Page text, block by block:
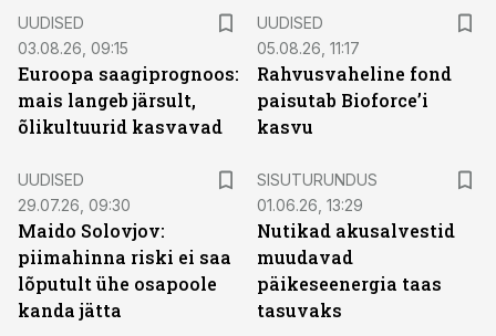
UUDISED
03.08.26, 09:15
Euroopa saagiprognoos:
mais langeb järsult,
õlikultuurid kasvavad
UUDISED
05.08.26, 11:17
Rahvusvaheline fond
paisutab Bioforce’i
kasvu
UUDISED
29.07.26, 09:30
Maido Solovjov:
piimahinna riski ei saa
lõputult ühe osapoole
kanda jätta
SISUTURUNDUS
01.06.26, 13:29
Nutikad akusalvestid
muudavad
päikeseenergia taas
tasuvaks